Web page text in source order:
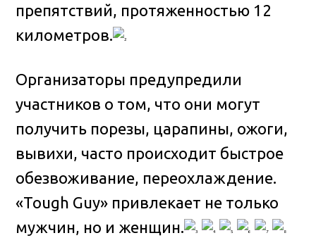
препятствий, протяженностью 12
километров.
Организаторы предупредили
участников о том, что они могут
получить порезы, царапины, ожоги,
вывихи, часто происходит быстрое
обезвоживание, переохлаждение.
«Tough Guy» привлекает не только
мужчин, но и женщин.